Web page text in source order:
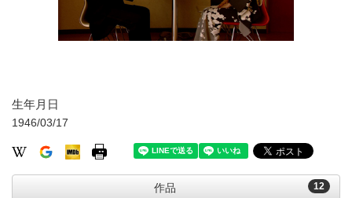
生年月日
1946/03/17
12
作品